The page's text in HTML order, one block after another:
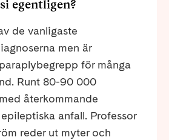
egentligen?
de vanligaste
men är
för många
Runt 80-90 000
återkommande
anfall. Professor
reder ut myter och